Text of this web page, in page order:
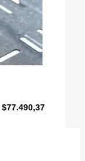
$77.490,37RANGO